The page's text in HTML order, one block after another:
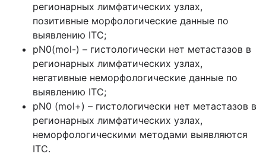
регионарных лимфатических узлах,
позитивные морфологические данные по
выявлению ITC;
pN0(mol-) – гистологически нет метастазов в
регионарных лимфатических узлах,
негативные неморфологические данные по
выявлению ITC;
pN0 (mol+) – гистологически нет метастазов в
регионарных лимфатических узлах,
неморфологическими методами выявляются
ITC.